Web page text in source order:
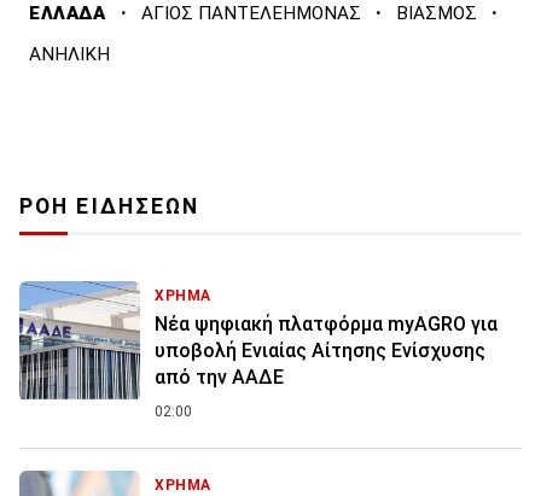
ΕΛΛΑΔΑ · ΑΓΙΟΣ ΠΑΝΤΕΛΕΗΜΟΝΑΣ · ΒΙΑΣΜΟΣ ·
ΑΝΗΛΙΚΗ
ΡΟΗ ΕΙΔΗΣΕΩΝ
ΧΡΗΜΑ
Νέα ψηφιακή πλατφόρμα myAGRO για
υποβολή Ενιαίας Αίτησης Ενίσχυσης
από την ΑΑΔΕ
02:00
ΧΡΗΜΑ